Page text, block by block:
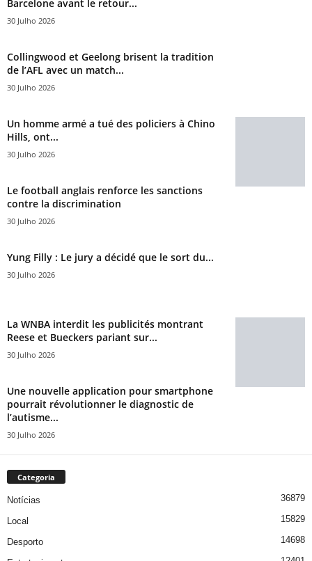
Barcelone avant le retour...
30 Julho 2026
Collingwood et Geelong brisent la tradition
de l’AFL avec un match...
30 Julho 2026
Un homme armé a tué des policiers à Chino
Hills, ont...
30 Julho 2026
Le football anglais renforce les sanctions
contre la discrimination
30 Julho 2026
Yung Filly : Le jury a décidé que le sort du...
30 Julho 2026
La WNBA interdit les publicités montrant
Reese et Bueckers pariant sur...
30 Julho 2026
Une nouvelle application pour smartphone
pourrait révolutionner le diagnostic de
l’autisme...
30 Julho 2026
Categoria
Notícias 36879
Local 15829
Desporto 14698